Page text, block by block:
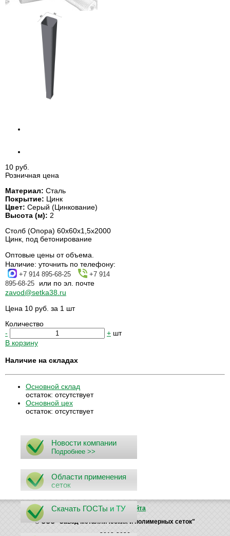
10 руб.
Розничная цена
Материал: Сталь
Покрытие: Цинк
Цвет: Серый (Цинкование)
Высота (м): 2
Столб (Опора) 60х60х1,5x2000
Цинк, под бетонирование
Оптовые цены от объема.
Наличие: уточнить по телефону:
+7 914 895-68-25
+7 914
895-68-25
или по эл. почте
zavod@setka38.ru
Цена 10 руб. за 1 шт
Количество
-
+ шт
В корзину
Наличие на складах
Основной склад
остаток: отсутствует
Основной цех
остаток: отсутствует
Новости компании
Подробнее >>
Области применения
сеток
Скачать ГОСТы и ТУ
Поиск
Карта сайта
© ООО "Завод металлических и полимерных сеток"